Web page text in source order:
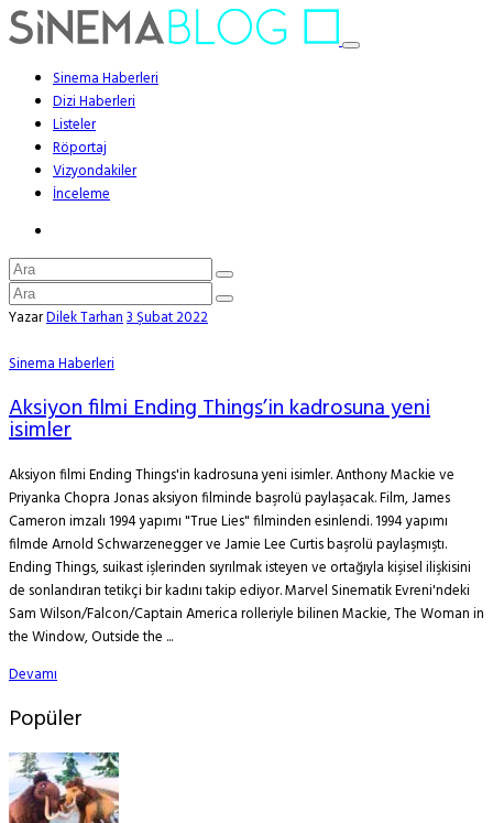
Sinema Haberleri
Dizi Haberleri
Listeler
Röportaj
Vizyondakiler
İnceleme
YazarDilek Tarhan3 Şubat 2022
Sinema Haberleri
Aksiyon filmi Ending Things’in kadrosuna yeni
isimler
Aksiyon filmi Ending Things'in kadrosuna yeni isimler. Anthony Mackie ve
Priyanka Chopra Jonas aksiyon filminde başrolü paylaşacak. Film, James
Cameron imzalı 1994 yapımı "True Lies" filminden esinlendi. 1994 yapımı
filmde Arnold Schwarzenegger ve Jamie Lee Curtis başrolü paylaşmıştı.
Ending Things, suikast işlerinden sıyrılmak isteyen ve ortağıyla kişisel ilişkisini
de sonlandıran tetikçi bir kadını takip ediyor. Marvel Sinematik Evreni'ndeki
Sam Wilson/Falcon/Captain America rolleriyle bilinen Mackie, The Woman in
the Window, Outside the ...
Devamı
Popüler